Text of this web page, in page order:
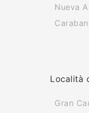
Nueva
Località
Gran